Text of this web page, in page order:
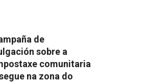
de
sobre a
comunitaria
na zona do